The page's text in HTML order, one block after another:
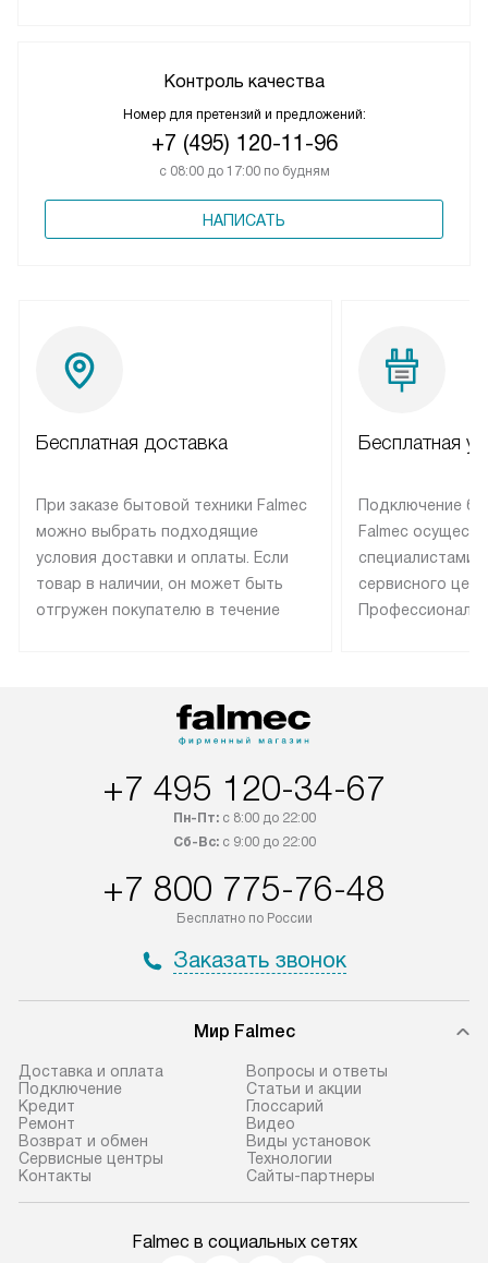
Контроль качества
Номер для претензий и предложений:
+7 (495) 120-11-96
с 08:00 до 17:00 по будням
НАПИСАТЬ
Бесплатная доставка
При заказе бытовой техники Falmec
можно выбрать подходящие
условия доставки и оплаты. Если
товар в наличии, он может быть
отгружен покупателю в течение
оплачивается дополнительно.
Возможна доставка товаров по
Бесплатная
Подключение
Falmec
специалистами
сервисного
+7 495 120-34-67
Пн-Пт:с 8:00 до 22:00
Сб-Вс:с 9:00 до 22:00
+7 800 775-76-48
Бесплатно по России
Заказать звонок
Мир Falmec
Доставка и оплата
Подключение
Кредит
Ремонт
Возврат и обмен
Сервисные центры
Контакты
Вопросы и ответы
Статьи и акции
Глоссарий
Видео
Виды установок
Технологии
Сайты-партнеры
Falmec в социальных сетях